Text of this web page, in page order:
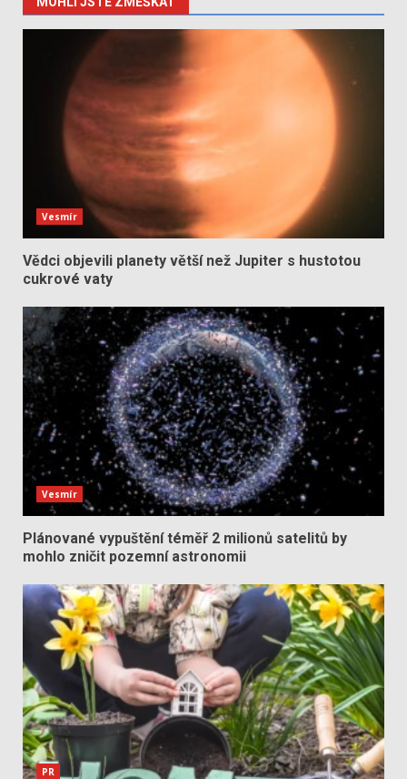
Vesmír
Vědci objevili planety větší než Jupiter s hustotou
cukrové vaty
Vesmír
Plánované vypuštění téměř 2 milionů satelitů by
mohlo zničit pozemní astronomii
PR